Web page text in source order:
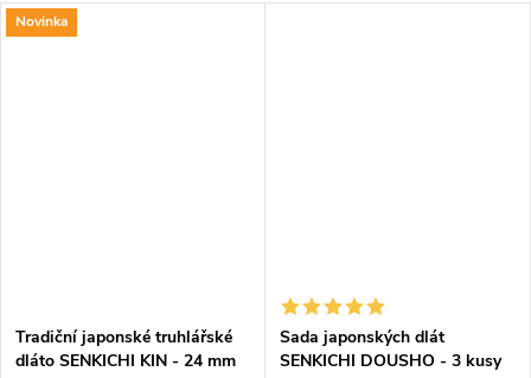
Novinka
Tradiční japonské truhlářské
dláto SENKICHI KIN - 24 mm
Sada japonských dlát
SENKICHI DOUSHO - 3 kusy